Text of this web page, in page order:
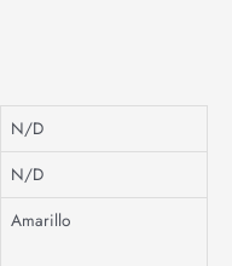
N/D
N/D
Amarillo